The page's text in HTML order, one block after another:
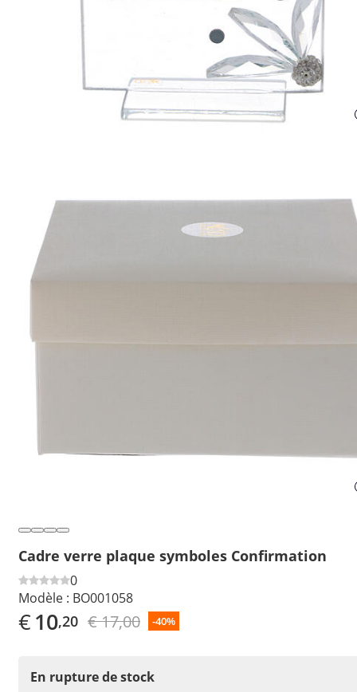
Cadre verre plaque symboles Confirmation
0
Modèle : BO001058
€10,20 € 17,00 -40%
En rupture de stock